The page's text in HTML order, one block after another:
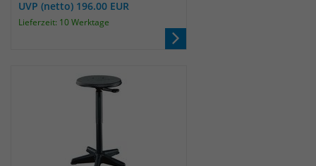
UVP (netto) 196.00 EUR
Lieferzeit: 10 Werktage
Matomo
30 Minuten
Das Cookie wird genutzt um temporär